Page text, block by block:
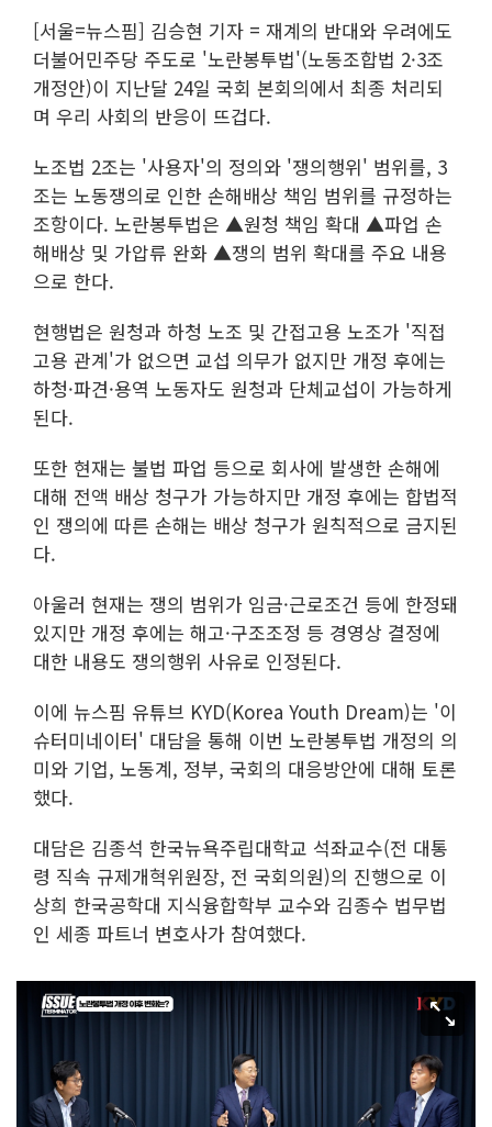
[서울=뉴스핌] 김승현 기자 = 재계의 반대와 우려에도
더불어민주당 주도로 '노란봉투법'(노동조합법 2·3조
개정안)이 지난달 24일 국회 본회의에서 최종 처리되
며 우리 사회의 반응이 뜨겁다.
노조법 2조는 '사용자'의 정의와 '쟁의행위' 범위를, 3
조는 노동쟁의로 인한 손해배상 책임 범위를 규정하는
조항이다. 노란봉투법은 ▲원청 책임 확대 ▲파업 손
해배상 및 가압류 완화 ▲쟁의 범위 확대를 주요 내용
으로 한다.
현행법은 원청과 하청 노조 및 간접고용 노조가 '직접
고용 관계'가 없으면 교섭 의무가 없지만 개정 후에는
하청·파견·용역 노동자도 원청과 단체교섭이 가능하게
된다.
또한 현재는 불법 파업 등으로 회사에 발생한 손해에
대해 전액 배상 청구가 가능하지만 개정 후에는 합법적
인 쟁의에 따른 손해는 배상 청구가 원칙적으로 금지된
다.
아울러 현재는 쟁의 범위가 임금·근로조건 등에 한정돼
있지만 개정 후에는 해고·구조조정 등 경영상 결정에
대한 내용도 쟁의행위 사유로 인정된다.
이에 뉴스핌 유튜브 KYD(Korea Youth Dream)는 '이
슈터미네이터' 대담을 통해 이번 노란봉투법 개정의 의
미와 기업, 노동계, 정부, 국회의 대응방안에 대해 토론
했다.
대담은 김종석 한국뉴욕주립대학교 석좌교수(전 대통
령 직속 규제개혁위원장, 전 국회의원)의 진행으로 이
상희 한국공학대 지식융합학부 교수와 김종수 법무법
인 세종 파트너 변호사가 참여했다.